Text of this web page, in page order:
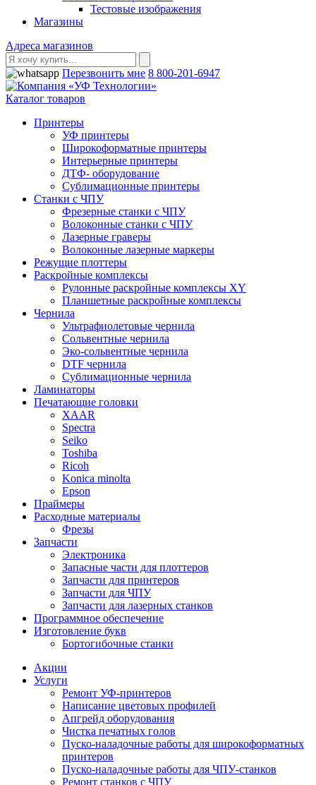
Тестовые изображения
Магазины
Адреса магазинов
Перезвонить мне 8 800-201-6947
Каталог товаров
Принтеры
УФ принтеры
Широкоформатные принтеры
Интерьерные принтеры
ДТФ- оборудование
Сублимационные принтеры
Станки с ЧПУ
Фрезерные станки с ЧПУ
Волоконные станки с ЧПУ
Лазерные граверы
Волоконные лазерные маркеры
Режущие плоттеры
Раскройные комплексы
Рулонные раскройные комплексы XY
Планшетные раскройные комплексы
Чернила
Ультрафиолетовые чернила
Сольвентные чернила
Эко-сольвентные чернила
DTF чернила
Сублимационные чернила
Ламинаторы
Печатающие головки
XAAR
Spectra
Seiko
Toshiba
Ricoh
Konica minolta
Epson
Праймеры
Расходные материалы
Фрезы
Запчасти
Электроника
Запасные части для плоттеров
Запчасти для принтеров
Запчасти для ЧПУ
Запчасти для лазерных станков
Программное обеспечение
Изготовление букв
Бортогибочные станки
Акции
Услуги
Ремонт УФ-принтеров
Написание цветовых профилей
Апгрейд оборудования
Чистка печатных голов
Пуско-наладочные работы для широкоформатных
принтеров
Пуско-наладочные работы для ЧПУ-станков
Ремонт станков с ЧПУ